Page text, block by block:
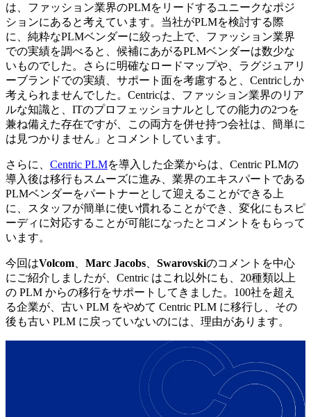
は、ファッション業界のPLMをリードするユニークなポジ
ションにあると考えています。当社がPLMを検討する際
に、純粋なPLMベンダーに絞った上で、ファッション業界
での実績を調べると、候補にあがるPLMベンダーは数少な
いものでした。さらに明確なロードマップや、ラグジュアリ
ーブランドでの実績、サポート面を考慮すると、Centricしか
考えられませんでした。Centricは、ファッション業界のリア
ルな知識と、ITのプロフェッショナルとしての能力の2つを
兼ね備えた存在ですが、この両方を併せ持つ会社は、簡単に
は見つかりません」とコメントしています。
さらに、 Centric PLMを導入した企業からは、Centric PLMの
導入後は移行もスムーズに進み、業界のエキスパートである
PLMベンダーをパートナーとして迎えることができる上
に、スタッフが簡単に使い慣れることができ、変化にもスピ
ーディに対応することが可能になったとコメントをもらって
います。
今回はVolcom Marc Jacobs Swarovskiのコメントを中心
にご紹介しましたが、Centric はこれ以外にも、20種類以上
の PLM からの移行をサポートしてきました。100社を超え
る企業が、古い PLM をやめて Centric PLM に移行し、その
後も古い PLM に戻っていないのには、理由があります。